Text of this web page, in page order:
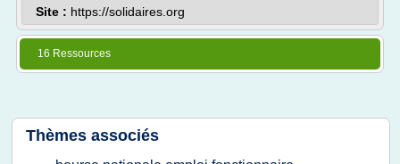
Site : https://solidaires.org
16 Ressources
Thèmes associés